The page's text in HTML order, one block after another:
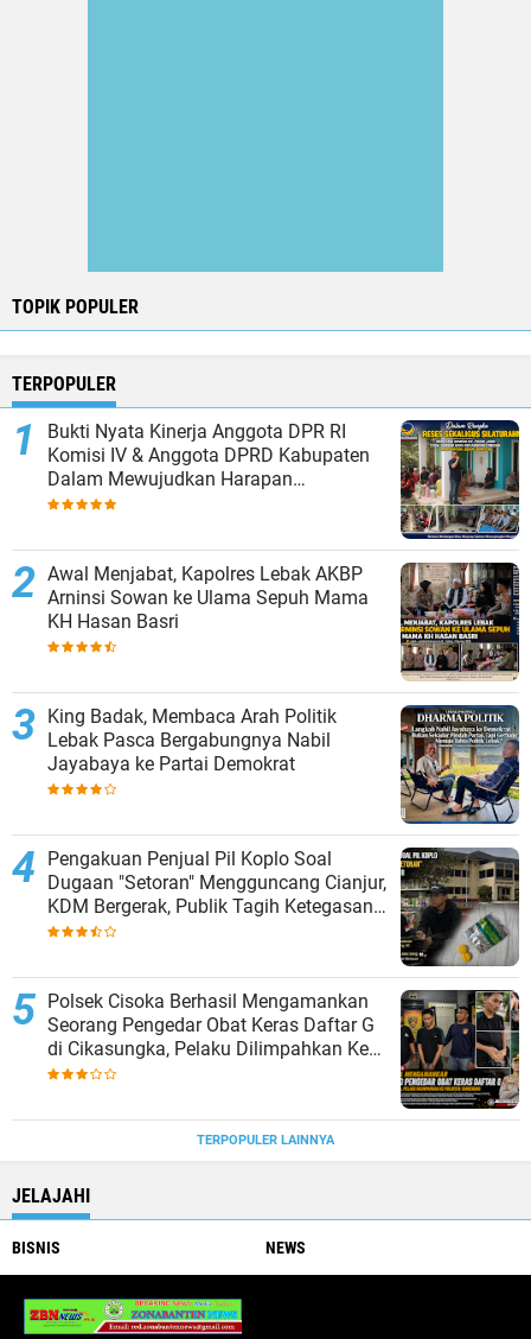
TOPIK POPULER
TERPOPULER
Bukti Nyata Kinerja Anggota DPR RI
Komisi IV & Anggota DPRD Kabupaten
Dalam Mewujudkan Harapan
Masyarakat
Awal Menjabat, Kapolres Lebak AKBP
Arninsi Sowan ke Ulama Sepuh Mama
KH Hasan Basri
King Badak, Membaca Arah Politik
Lebak Pasca Bergabungnya Nabil
Jayabaya ke Partai Demokrat
Pengakuan Penjual Pil Koplo Soal
Dugaan "Setoran" Mengguncang Cianjur,
KDM Bergerak, Publik Tagih Ketegasan
Polda Jabar
Polsek Cisoka Berhasil Mengamankan
Seorang Pengedar Obat Keras Daftar G
di Cikasungka, Pelaku Dilimpahkan Ke
Polresta Tangerang
TERPOPULER LAINNYA
JELAJAHI
BISNIS NEWS